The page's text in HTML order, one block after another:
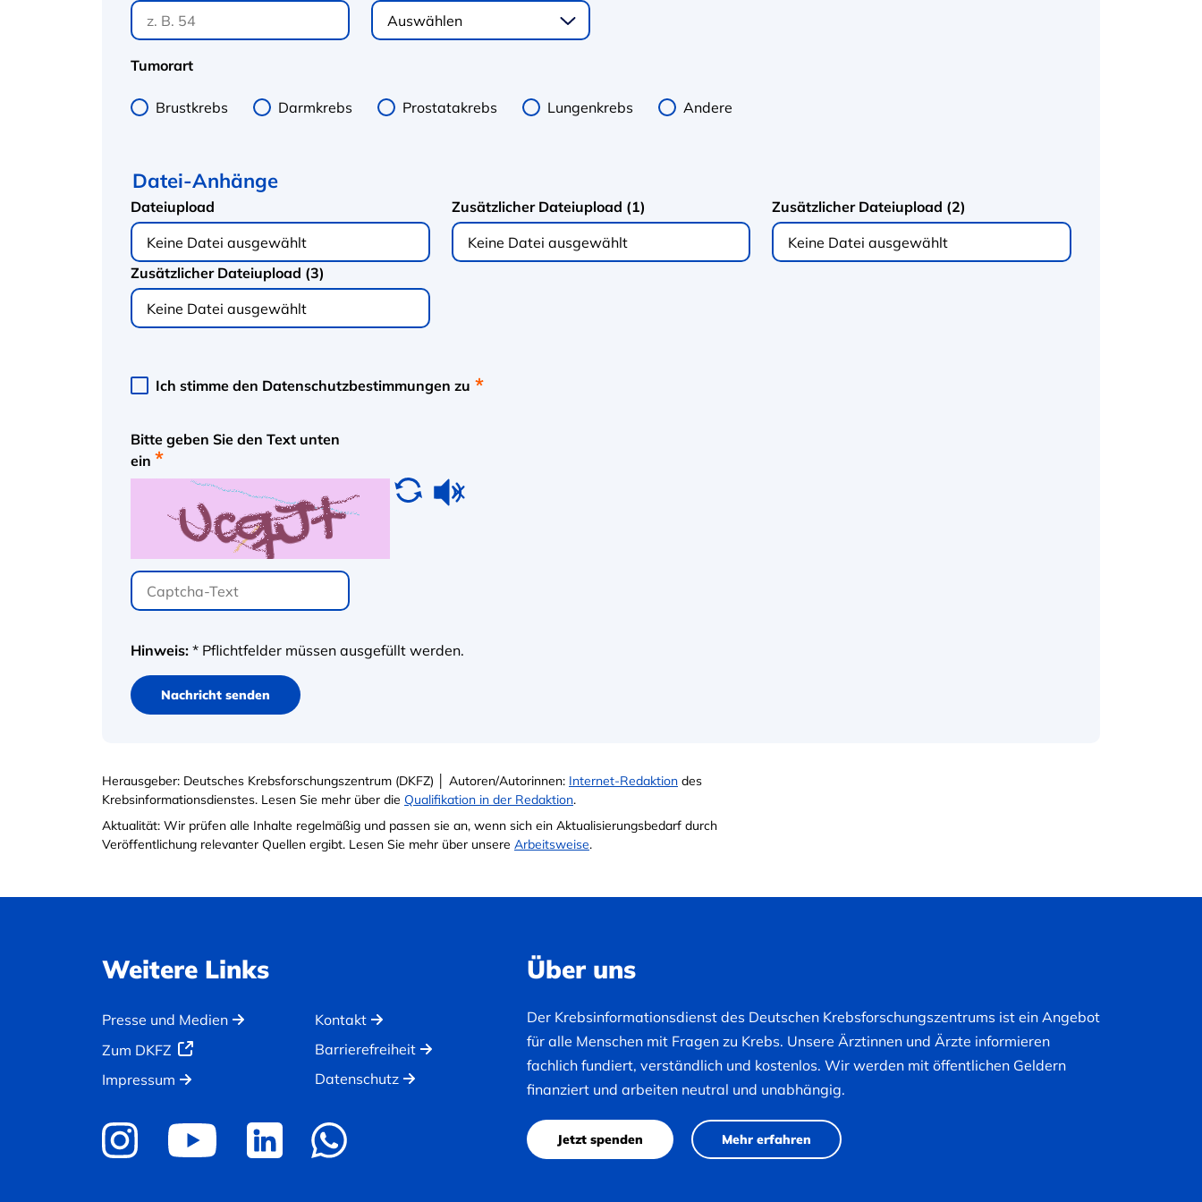
Tumorart
Brustkrebs Darmkrebs Prostatakrebs Lungenkrebs Andere
Datei-Anhänge
Dateiupload
Keine Datei ausgewählt
Zusätzlicher Dateiupload (1)
Keine Datei ausgewählt
Zusätzlicher Dateiupload (2)
Keine Datei ausgewählt
Zusätzlicher Dateiupload (3)
Keine Datei ausgewählt
Ich stimme den Datenschutzbestimmungen zu
Bitte geben Sie den Text unten
ein
Hinweis: * Pflichtfelder müssen ausgefüllt werden.
Nachricht senden
Herausgeber: Deutsches Krebsforschungszentrum (DKFZ) │ Autoren/Autorinnen: Internet-Redaktion des
Krebsinformationsdienstes. Lesen Sie mehr über die Qualifikation in der Redaktion.
Aktualität: Wir prüfen alle Inhalte regelmäßig und passen sie an, wenn sich ein Aktualisierungsbedarf durch
Veröffentlichung relevanter Quellen ergibt. Lesen Sie mehr über unsere Arbeitsweise.
Weitere Links
Presse und Medien
Zum DKFZ
Impressum
Kontakt
Barrierefreiheit
Datenschutz
Über uns
Der Krebsinformationsdienst des Deutschen Krebsforschungszentrums ist ein Angebot
für alle Menschen mit Fragen zu Krebs. Unsere Ärztinnen und Ärzte informieren
fachlich fundiert, verständlich und kostenlos. Wir werden mit öffentlichen Geldern
finanziert und arbeiten neutral und unabhängig.
Jetzt spenden Mehr erfahren